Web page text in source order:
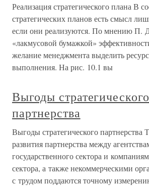
Реализация стратегического плана В
стратегических планов есть смысл
если они реализуются. По мнению П.
«лакмусовой бумажкой»
желание менеджмента выделить
выполнения. На рис. 10.1 вы
Выгоды стратегического
партнерства
Выгоды стратегического партнерства
развития партнерства между
государственного сектора и
сектора, а также некоммерческими
с трудом поддаются точному